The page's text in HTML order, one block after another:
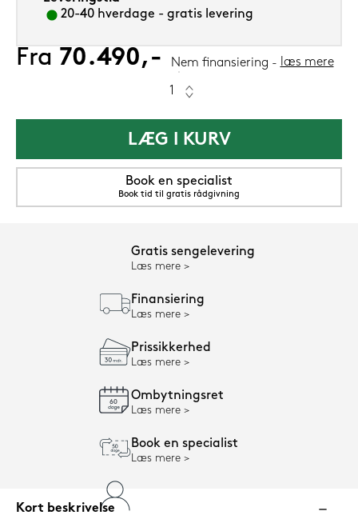
20-40 hverdage - gratis levering
Fra 70.490,- Nem finansiering læs mere
LÆG I KURV
Book en specialist
Book tid til gratis rådgivning
Gratis sengelevering
Læs mere
Finansiering
Læs mere
Prissikkerhed
Læs mere
Ombytningsret
Læs mere
Book en specialist
Læs mere
Kort beskrivelse